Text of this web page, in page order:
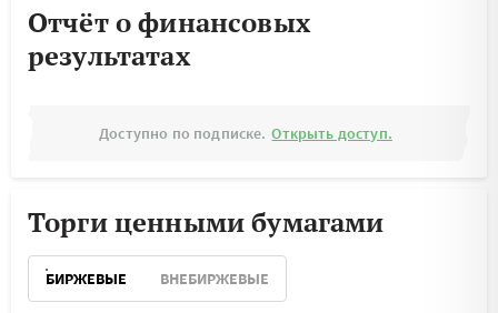
Отчёт о финансовых
результатах
Доступно по подписке. Открыть доступ.
Торги ценными бумагами
БИРЖЕВЫЕ ВНЕБИРЖЕВЫЕ